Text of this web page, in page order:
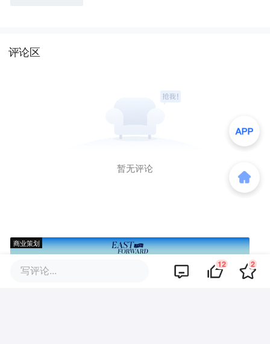
评论区
暂无评论
商业策划
写评论... 12 2